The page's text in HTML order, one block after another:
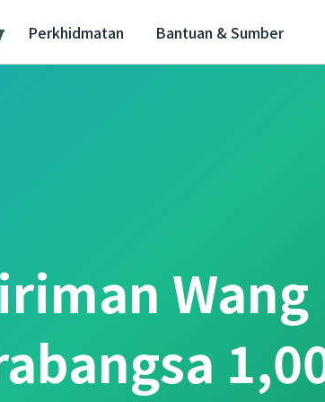
Perkhidmatan Bantuan & Sumber
Wang